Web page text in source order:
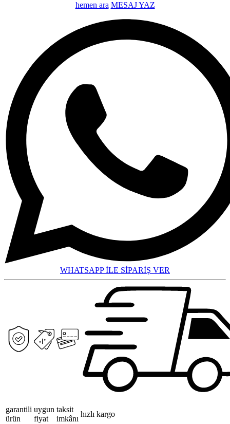
hemen ara MESAJ YAZ
WHATSAPP İLE SİPARİŞ VER
garantili
ürün
uygun
fiyat
taksit
imkânı
hızlı kargo